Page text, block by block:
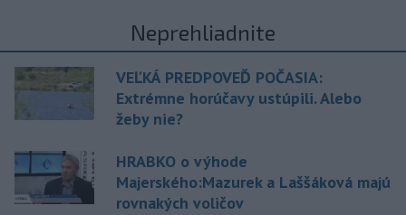
Neprehliadnite
VEĽKÁ PREDPOVEĎ POČASIA:
Extrémne horúčavy ustúpili. Alebo
žeby nie?
HRABKO o výhode
Majerského:Mazurek a Laššáková majú
rovnakých voličov